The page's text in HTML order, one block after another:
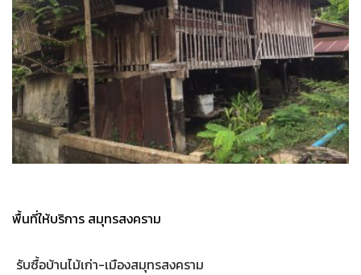
รับซื้อบ้านไม้เก่า-ตราด
พื้นที่ให้บริการ สมุทรสงคราม
รับซื้อบ้านไม้เก่า-เมืองสมุทรสงคราม